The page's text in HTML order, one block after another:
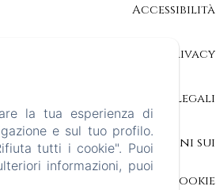
Accessibilità
Informativa Privacy
Note legali
Informazioni sui
cookie
la tua esperienza di
e sul tuo profilo.
tutti i cookie". Puoi
informazioni, puoi